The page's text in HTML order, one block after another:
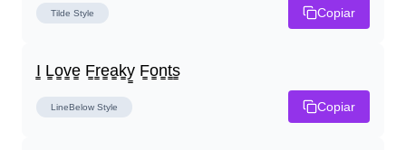
Tilde Style Copiar
I̳ L̳o̳v̳e̳ F̳r̳e̳a̳k̳y̳ F̳o̳n̳t̳s̳
LineBelow Style Copiar